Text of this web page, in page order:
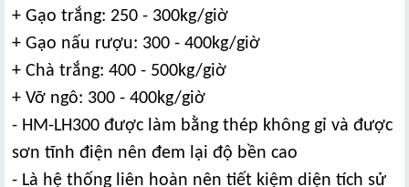
+ Gạo trắng: 250 - 300kg/giờ
+ Gạo nấu rượu: 300 - 400kg/giờ
+ Chà trắng: 400 - 500kg/giờ
+ Vỡ ngô: 300 - 400kg/giờ
- HM-LH300 được làm bằng thép không gỉ và được
sơn tĩnh điện nên đem lại độ bền cao
- Là hệ thống liên hoàn nên tiết kiệm diện tích sử